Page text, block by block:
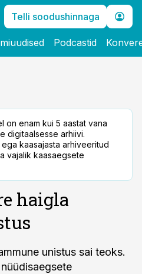
Telli soodushinnaga
Podcastid
on enam kui 5 aastat vana
digitaalsesse arhiivi.
kaasajasta arhiveeritud
vajalik kaasaegsete
haigla
unistus sai teoks.